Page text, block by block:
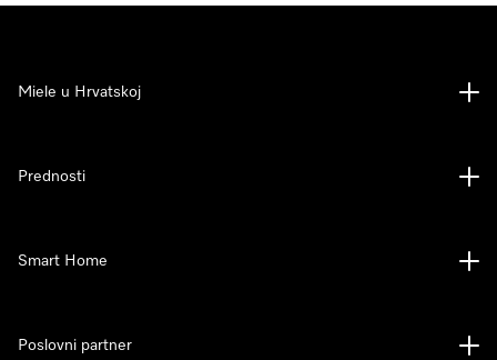
Miele u Hrvatskoj
Prednosti
Smart Home
Poslovni partner